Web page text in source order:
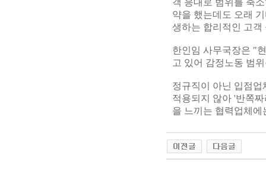
객 응대로 범위를 축
약을 했는데도 오래
생하는 합리적인 고객
한인임 사무국장은 "
고 있어 감정노동 범
정규직이 아닌 입점
적용되지 않아 '반쪽
을 느끼는 협력업체